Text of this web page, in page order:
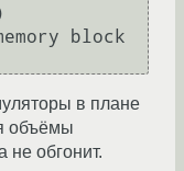
block
в плане
объёмы
не обгонит.